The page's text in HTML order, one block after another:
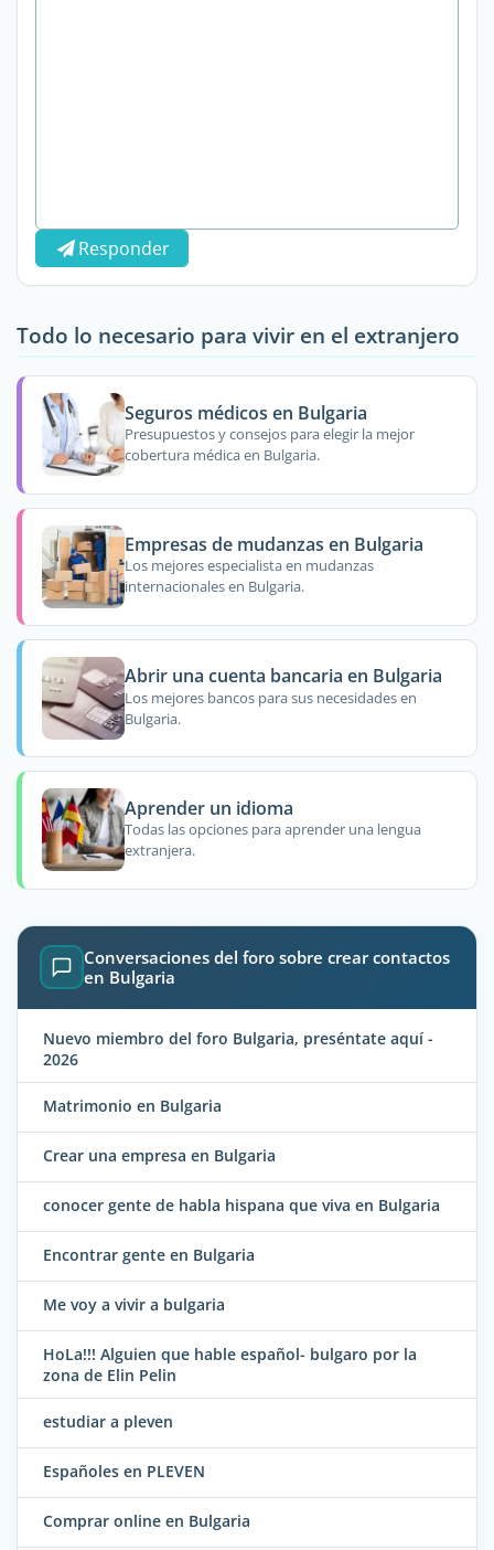
Responder
Todo lo necesario para vivir en el extranjero
Seguros médicos en Bulgaria
Presupuestos y consejos para elegir la mejor
cobertura médica en Bulgaria.
Empresas de mudanzas en Bulgaria
Los mejores especialista en mudanzas
internacionales en Bulgaria.
Abrir una cuenta bancaria en Bulgaria
Los mejores bancos para sus necesidades en
Bulgaria.
Aprender un idioma
Todas las opciones para aprender una lengua
extranjera.
Conversaciones del foro sobre crear contactos
en Bulgaria
Nuevo miembro del foro Bulgaria, preséntate aquí -
2026
Matrimonio en Bulgaria
Crear una empresa en Bulgaria
conocer gente de habla hispana que viva en Bulgaria
Encontrar gente en Bulgaria
Me voy a vivir a bulgaria
HoLa!!! Alguien que hable español- bulgaro por la
zona de Elin Pelin
estudiar a pleven
Españoles en PLEVEN
Comprar online en Bulgaria